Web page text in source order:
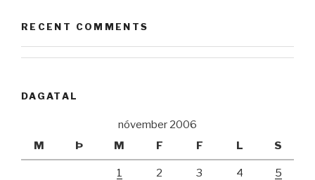
RECENT COMMENTS
DAGATAL
nóvember 2006
M
Þ M F F L S
1 2 3 4 5